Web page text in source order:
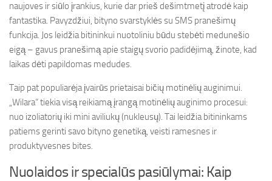
naujoves ir siūlo įrankius, kurie dar prieš dešimtmetį atrodė kaip
fantastika. Pavyzdžiui, bityno svarstyklės su SMS pranešimų
funkcija. Jos leidžia bitininkui nuotoliniu būdu stebėti medunešio
eigą – gavus pranešimą apie staigų svorio padidėjimą, žinote, kad
laikas dėti papildomas medudes.
Taip pat populiarėja įvairūs prietaisai bičių motinėlių auginimui.
„Wilara“ tiekia visą reikiamą įrangą motinėlių auginimo procesui:
nuo izoliatorių iki mini aviliukų (nukleusų). Tai leidžia bitininkams
patiems gerinti savo bityno genetiką, veisti ramesnes ir
produktyvesnes bites.
Nuolaidos ir specialūs pasiūlymai: Kaip